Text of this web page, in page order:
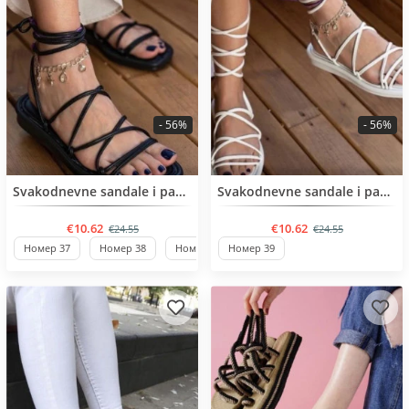
BESTSELLERSvakodnevne sandale i papuče
€10.62 €24.55
- 56%
Номер 37 Номер 38 Номер 39 Номер 40
BESTSELLERSvakodnevne sandale i papuče
€10.62 €24.55
- 56%
Номер 39